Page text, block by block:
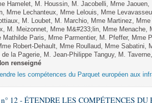
Hamelet, M. Houssin, M. Jacobelli, Mme
Mme Lechanteux, Mme Lelouis, Mme
M. Loubet, M. Marchio, Mme Martinez,
M. Meizonnet, Mme M&#233;lin, Mme Menache,
Mathilde Paris, Mme Parmentier, M. Pfeffer, Mme
Robert-Dehault, Mme Roullaud, Mme
de la Pagerie, M. Jean-Philippe Tanguy, M.
renseigné
les compétences du Parquet européen aux
12 - ÉTENDRE LES COMPÉTENCES